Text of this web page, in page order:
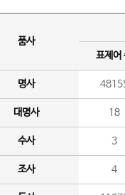
품사
표제어
명사
대명사 18
수사 3
조사 4